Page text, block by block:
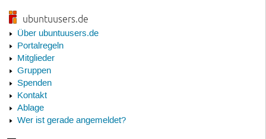
ubuntuusers.de
Über ubuntuusers.de
Portalregeln
Mitglieder
Gruppen
Spenden
Kontakt
Ablage
Wer ist gerade angemeldet?